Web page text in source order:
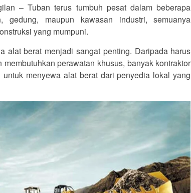
– Tuban terus tumbuh pesat dalam beberapa
maupun kawasan industri, semuanya
yang mumpuni.
alat berat menjadi sangat penting. Daripada harus
perawatan khusus, banyak kontraktor
menyewa alat berat dari penyedia lokal yang